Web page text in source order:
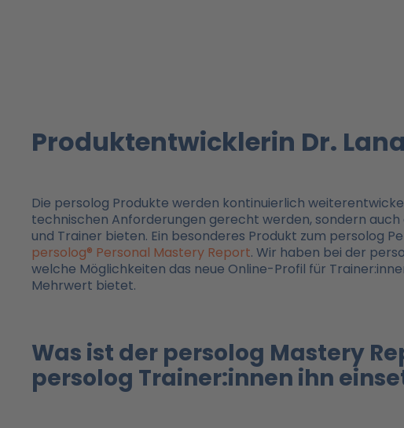
Produktentwicklerin Dr.
Die persolog Produkte werden kontinuierlich
technischen Anforderungen gerecht werden, sondern
und Trainer bieten. Ein besonderes Produkt zum persolog
persolog® Personal Mastery Report. Wir haben bei der
welche Möglichkeiten das neue Online-Profil für
Mehrwert bietet.
Was ist der persolog Mastery
persolog Trainer:innen ihn